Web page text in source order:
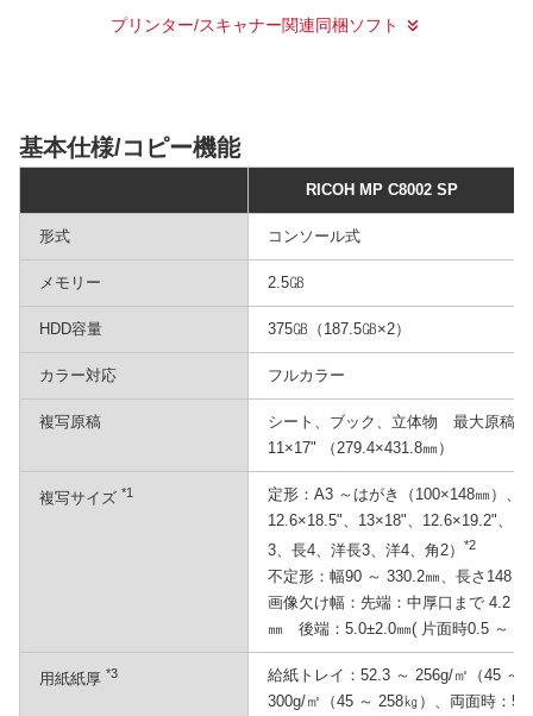
プリンター/スキャナー関連同梱ソフト
基本仕様/コピー機能
RICOH MP C8002 SP
形式 コンソール式
メモリー 2.5㎇
HDD容量 375㎇（187.5㎇×2）
カラー対応 フルカラー
複写原稿
シート、ブック、立体物 最大原稿
11×17" （279.4×431.8㎜）
複写サイズ *1
定形：A3 ～はがき（100×148㎜）
12.6×18.5"、13×18"、12.6×19.2"、
3、長4、洋長3、洋4、角2）
*2
不定形：幅90 ～ 330.2㎜、長さ148
画像欠け幅：先端：中厚口まで 4.2
㎜ 後端：5.0±2.0㎜( 片面時0.5 ～
用紙紙厚 *3
給紙トレイ：52.3 ～ 256g/㎡（45 ～
300g/㎡（45 ～ 258㎏）、両面時：